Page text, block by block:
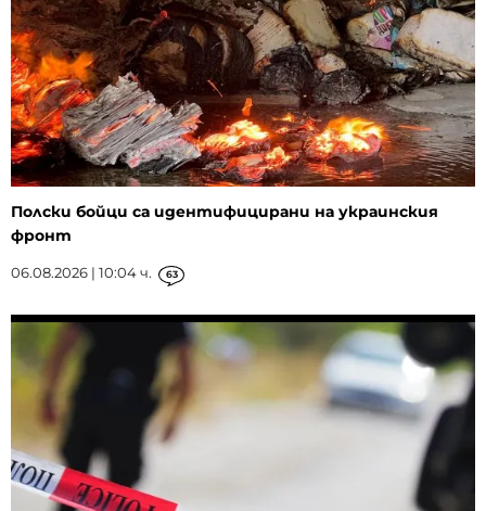
Полски бойци са идентифицирани на украинския
фронт
06.08.2026 | 10:04 ч. 63